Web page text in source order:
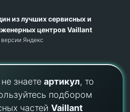
из лучших сервисных и
центров Vaillant
Яндекс
знаете артикул, то
подбором
частей Vaillant